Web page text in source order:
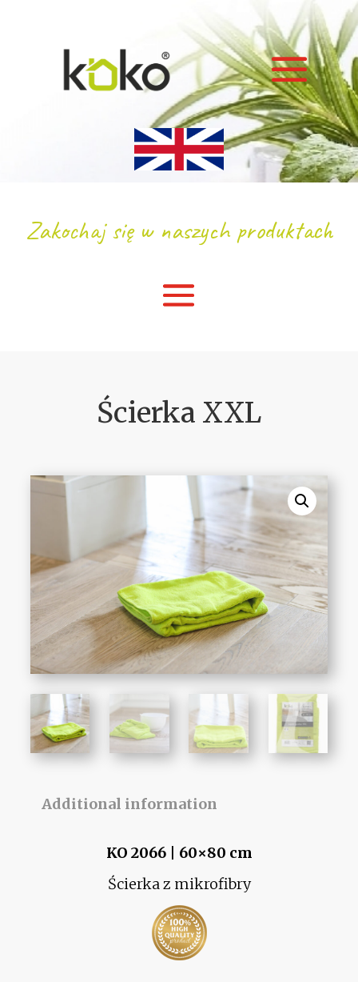
Zakochaj się w naszych produktach
Ścierka XXL
Additional information
KO 2066 | 60×80 cm
Ścierka z mikrofibry